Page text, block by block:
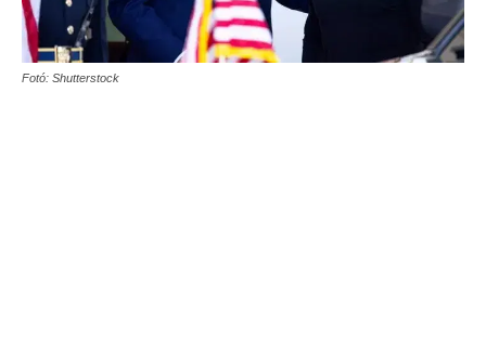
Fotó: Shutterstock